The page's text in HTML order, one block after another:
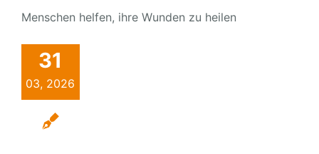
Menschen helfen, ihre Wunden zu heilen
31
03, 2026